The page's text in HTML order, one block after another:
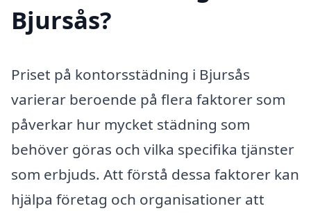
Bjursås?
Priset på kontorsstädning i Bjursås
varierar beroende på flera faktorer som
påverkar hur mycket städning som
behöver göras och vilka specifika tjänster
som erbjuds. Att förstå dessa faktorer kan
hjälpa företag och organisationer att